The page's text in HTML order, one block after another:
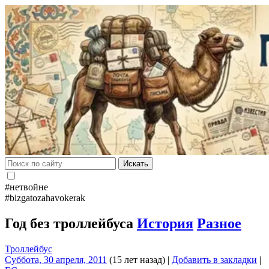
Искать
#нетвойне
#bizgatozahavokerak
Год без троллейбуса История Разное
Троллейбус
Суббота, 30 апреля, 2011 (15 лет назад) | Добавить в закладки |